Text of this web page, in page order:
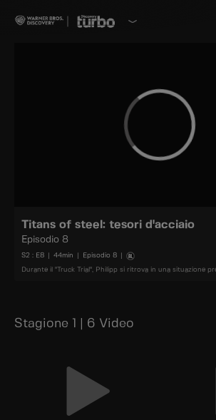
Titans of steel: tesori d'acciaio
Episodio 8
S2 : E8 44min Episodio 8
Durante il "Truck Trial", Philipp si ritrova in una situazione
Stagione 1 | 6 Video